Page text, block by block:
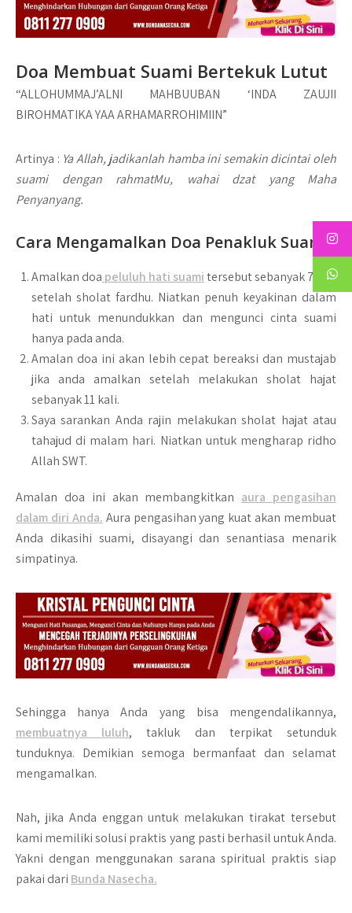
Doa Membuat Suami Bertekuk Lutut
“ALLOHUMMAJ’ALNI MAHBUUBAN ‘INDA ZAUJII
BIROHMATIKA YAA ARHAMARROHIMIIN”
Artinya : Ya Allah, jadikanlah hamba ini semakin dicintai oleh
suami dengan rahmatMu, wahai dzat yang Maha
Penyanyang.
Cara Mengamalkan Doa Penakluk Suami
Amalkan doa peluluh hati suamitersebut sebanyak 7 kali
setelah sholat fardhu. Niatkan penuh keyakinan dalam
hati untuk menundukkan dan mengunci cinta suami
hanya pada anda.
Amalan doa ini akan lebih cepat bereaksi dan mustajab
jika anda amalkan setelah melakukan sholat hajat
sebanyak 11 kali.
Saya sarankan Anda rajin melakukan sholat hajat atau
tahajud di malam hari. Niatkan untuk mengharap ridho
Allah SWT.
Amalan doa ini akan membangkitkan aura pengasihan
dalam diri Anda. Aura pengasihan yang kuat akan membuat
Anda dikasihi suami, disayangi dan senantiasa menarik
simpatinya.
Sehingga hanya Anda yang bisa mengendalikannya,
membuatnya luluh, takluk dan terpikat setunduk
tunduknya. Demikian semoga bermanfaat dan selamat
mengamalkan.
Nah, jika Anda enggan untuk melakukan tirakat tersebut
kami memiliki solusi praktis yang pasti berhasil untuk Anda.
Yakni dengan menggunakan sarana spiritual praktis siap
pakai dari Bunda Nasecha.